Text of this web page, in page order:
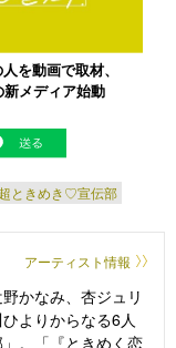
を動画で取材、
メディア始動
ときめき♡宣伝部
アーティスト情報
かなみ、杏ジュリ
よりからなる6人
。「『ときめく恋